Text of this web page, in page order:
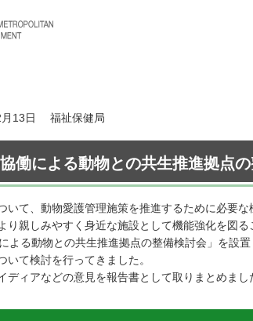
月13日 福祉保健局
働による動物との共生推進拠点
いて、動物愛護管理施策を推進するために必要
り親しみやすく身近な施設として機能強化を図る
よる動物との共生推進拠点の整備検討会」を設
て検討を行ってきました。
ディアなどの意見を報告書として取りまとめまし